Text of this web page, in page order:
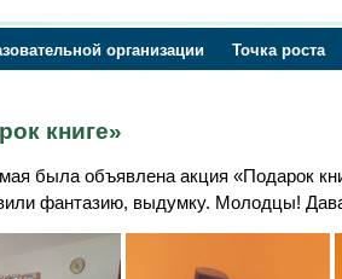
организации Точка роста
книге»
была объявлена акция «Подарок
фантазию, выдумку. Молодцы!